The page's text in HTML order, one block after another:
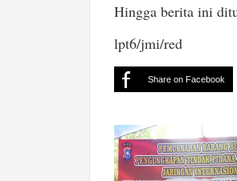
Hingga berita ini
lpt6/jmi/red
Share on Facebook